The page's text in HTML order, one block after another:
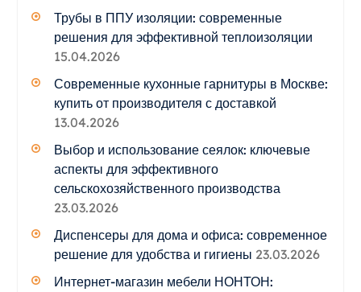
Трубы в ППУ изоляции: современные
решения для эффективной теплоизоляции
15.04.2026
Современные кухонные гарнитуры в Москве:
купить от производителя с доставкой
13.04.2026
Выбор и использование сеялок: ключевые
аспекты для эффективного
сельскохозяйственного производства
23.03.2026
Диспенсеры для дома и офиса: современное
решение для удобства и гигиены 23.03.2026
Интернет-магазин мебели НОНТОН: